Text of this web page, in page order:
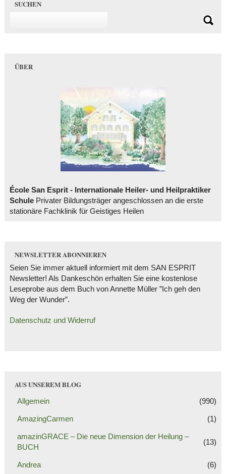
SUCHEN
ÜBER
École San Esprit - Internationale Heiler- und Heilpraktiker
SchulePrivater Bildungsträger angeschlossen an die erste
stationäre Fachklinik für Geistiges Heilen
NEWSLETTER ABONNIEREN
Seien Sie immer aktuell informiert mit dem SAN ESPRIT
Newsletter! Als Dankeschön erhalten Sie eine kostenlose
Leseprobe aus dem Buch von Annette Müller ”Ich geh den
Weg der Wunder”.
Datenschutz und Widerruf
AUS UNSEREM BLOG
Allgemein (990)
AmazingCarmen (1)
amazinGRACE – Die neue Dimension der Heilung –
BUCH
(13)
Andrea (6)